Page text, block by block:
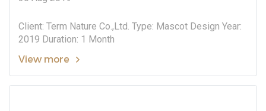
Client: Term Nature Co.,Ltd. Type: Mascot Design Year:
2019 Duration: 1 Month
View more